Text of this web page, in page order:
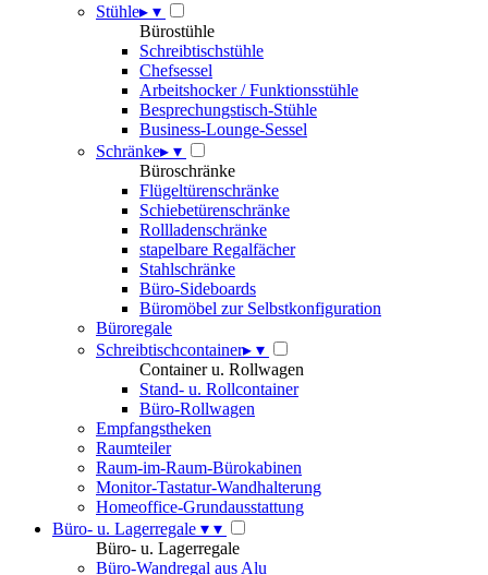
Stühle▸ ▾
Bürostühle
Schreibtischstühle
Chefsessel
Arbeitshocker / Funktionsstühle
Besprechungstisch-Stühle
Business-Lounge-Sessel
Schränke▸ ▾
Büroschränke
Flügeltürenschränke
Schiebetürenschränke
Rollladenschränke
stapelbare Regalfächer
Stahlschränke
Büro-Sideboards
Büromöbel zur Selbstkonfiguration
Büroregale
Schreibtischcontainer▸ ▾
Container u. Rollwagen
Stand- u. Rollcontainer
Büro-Rollwagen
Empfangstheken
Raumteiler
Raum-im-Raum-Bürokabinen
Monitor-Tastatur-Wandhalterung
Homeoffice-Grundausstattung
Büro- u. Lagerregale ▾ ▾
Büro- u. Lagerregale
Büro-Wandregal aus Alu